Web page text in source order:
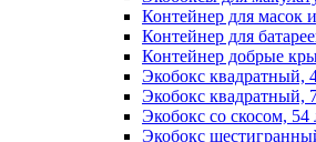
Контейнер для масок
Контейнер для
Контейнер добрые
Экобокс квадратный,
Экобокс квадратный,
Экобокс со скосом, 54
Экобокс